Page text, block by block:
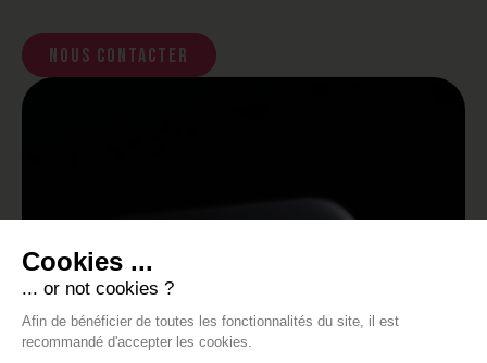
Cookies ...
... or not cookies ?
Afin de bénéficier de toutes les fonctionnalités du site, il est
recommandé d'accepter les cookies.
Nous contacter